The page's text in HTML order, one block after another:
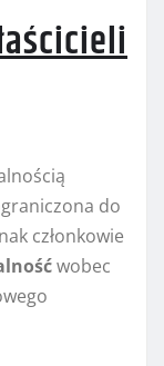
do
członkowie
wobec